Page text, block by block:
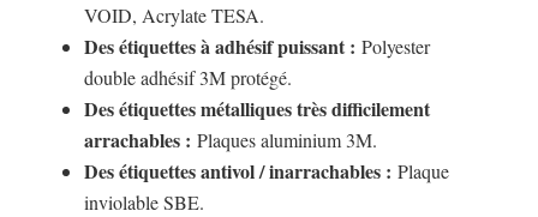
VOID, Acrylate TESA.
Des étiquettes à adhésif puissant : Polyester
double adhésif 3M protégé.
Des étiquettes métalliques très difficilement
arrachables : Plaques aluminium 3M.
Des étiquettes antivol / inarrachables : Plaque
inviolable SBE.